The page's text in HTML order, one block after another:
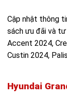
Cập nhật thông
sách ưu đãi và
Accent 2024,
Custin 2024,
Hyundai